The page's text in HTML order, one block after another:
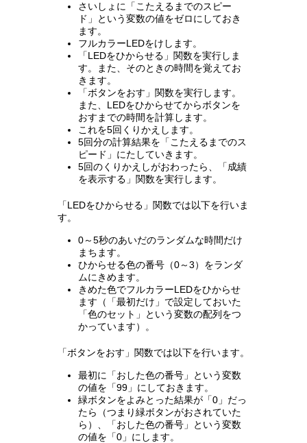
さいしょに「こたえるまでのスピー
ド」という変数の値をゼロにしておき
ます。
フルカラーLEDをけします。
「LEDをひからせる」関数を実行しま
す。また、そのときの時間を覚えてお
きます。
「ボタンをおす」関数を実行します。
また、LEDをひからせてからボタンを
おすまでの時間を計算します。
これを5回くりかえします。
5回分の計算結果を「こたえるまでのス
ピード」にたしていきます。
5回のくりかえしがおわったら、「成績
を表示する」関数を実行します。
「LEDをひからせる」関数では以下を行いま
す。
0～5秒のあいだのランダムな時間だけ
まちます。
ひからせる色の番号（0～3）をランダ
ムにきめます。
きめた色でフルカラーLEDをひからせ
ます（「最初だけ」で設定しておいた
「色のセット」という変数の配列をつ
かっています）。
「ボタンをおす」関数では以下を行います。
最初に「おした色の番号」という変数
の値を「99」にしておきます。
緑ボタンをよみとった結果が「0」だっ
たら（つまり緑ボタンがおされていた
ら）、「おした色の番号」という変数
の値を「0」にします。